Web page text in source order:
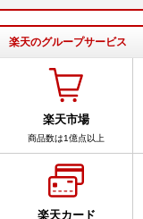
楽天のグループサービス
楽天市場
商品数は1億点以上
楽天カード